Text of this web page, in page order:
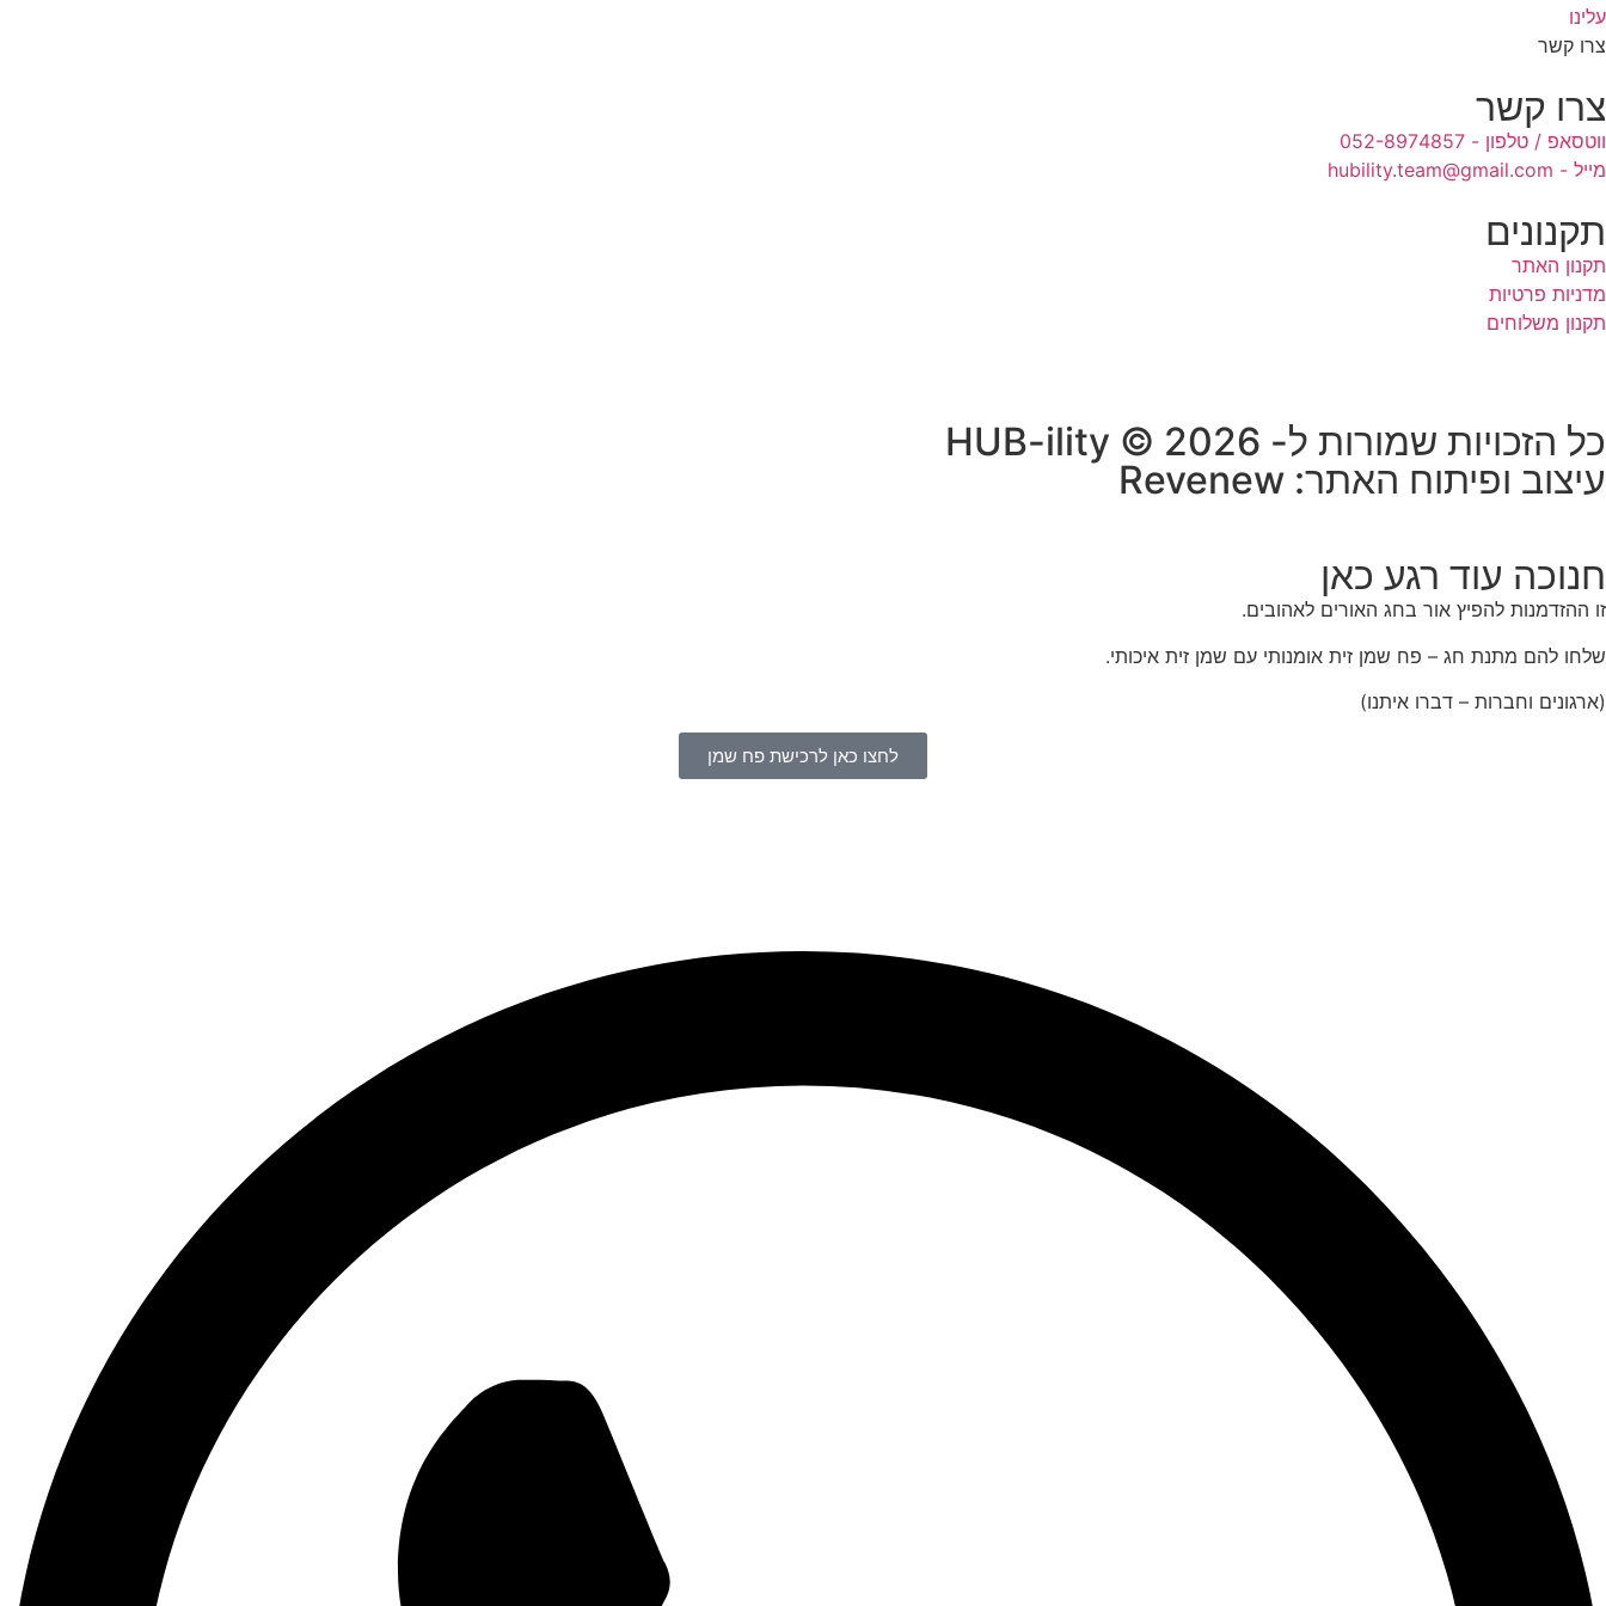
עלינו
צרו קשר
צרו קשר
ווטסאפ / טלפון - 052-8974857
מייל - hubility.team@gmail.com
תקנונים
תקנון האתר
מדניות פרטיות
תקנון משלוחים
כל הזכויות שמורות ל- HUB-ility © 2026
עיצוב ופיתוח האתר: Revenew
חנוכה עוד רגע כאן
זו ההזדמנות להפיץ אור בחג האורים לאהובים.
שלחו להם מתנת חג – פח שמן זית אומנותי עם שמן זית איכותי.
(ארגונים וחברות – דברו איתנו)
לחצו כאן לרכישת פח שמן